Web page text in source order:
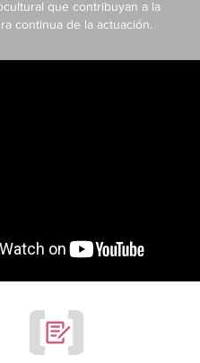
que contribuyan a la
continua de la actuación.